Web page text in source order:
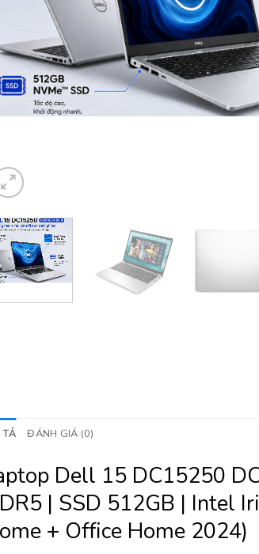
TẢ ĐÁNH GIÁ (0)
Dell 15 DC15250
| SSD 512GB | Intel
+ Office Home 2024)